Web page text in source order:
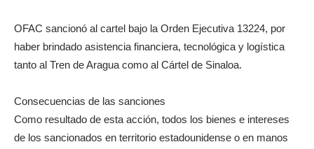
OFAC sancionó al cartel bajo la Orden Ejecutiva 13224, por
haber brindado asistencia financiera, tecnológica y logística
tanto al Tren de Aragua como al Cártel de Sinaloa.
Consecuencias de las sanciones
Como resultado de esta acción, todos los bienes e intereses
de los sancionados en territorio estadounidense o en manos